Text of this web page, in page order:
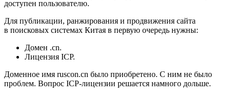
доступен пользователю.
Для публикации, ранжирования и продвижения сайта
в поисковых системах Китая в первую очередь нужны:
Домен .cn.
Лицензия ICP.
Доменное имя ruscon.cn было приобретено. С ним не было
проблем. Вопрос ICP-лицензии решается намного дольше.